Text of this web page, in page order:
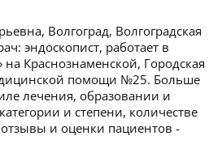
Волгоград, Волгоградская
эндоскопист, работает в
Краснознаменской, Городская
помощи №25. Больше
лечения, образовании и
и степени, количестве
отзывы и оценки пациентов -